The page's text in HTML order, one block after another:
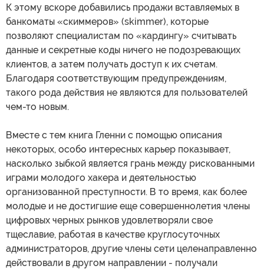
К этому вскоре добавились продажи вставляемых в
банкоматы «скиммеров» (skimmer), которые
позволяют специалистам по «кардингу» считывать
данные и секретные коды ничего не подозревающих
клиентов, а затем получать доступ к их счетам.
Благодаря соответствующим предупреждениям,
такого рода действия не являются для пользователей
чем-то новым.
Вместе с тем книга Гленни с помощью описания
некоторых, особо интересных карьер показывает,
насколько зыбкой является грань между рискованными
играми молодого хакера и деятельностью
организованной преступности. В то время, как более
молодые и не достигшие еще совершеннолетия члены
цифровых черных рынков удовлетворяли свое
тщеславие, работая в качестве круглосуточных
администраторов, другие члены сети целенаправленно
действовали в другом направлении - получали